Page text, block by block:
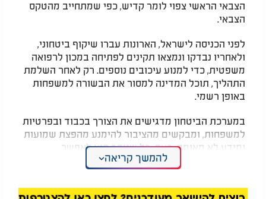
הצבאי הראשי צפוי לומר קדיש, כפי שמתחייב מהטקס
הצבאי.
לפני הכניסה לישראל, הארונות עברו שיקוף ביטחוני,
ולאחריו נבדקו ונמצאו תקינים לפתיחה במכון לרפואה
משפטית, כדי למנוע עיכובים נוספים. רק לאחר השלמת
התהליך, תוכל המדינה למסור את הבשורה למשפחות
באופן רשמי.
במערכת הביטחון מדגישים את הצורך בכבוד ובפרטיות
למשפחות, ומבקשים מהציבור להימנע מהפצת שמועות
ומידע לא מאומת. כעת, כל שנותר הוא לאפשר
למשפחות לעבור את הרגעים הקשים האלה בכאב שקט,
עם ליווי ותמיכה.
להמשך קריאה